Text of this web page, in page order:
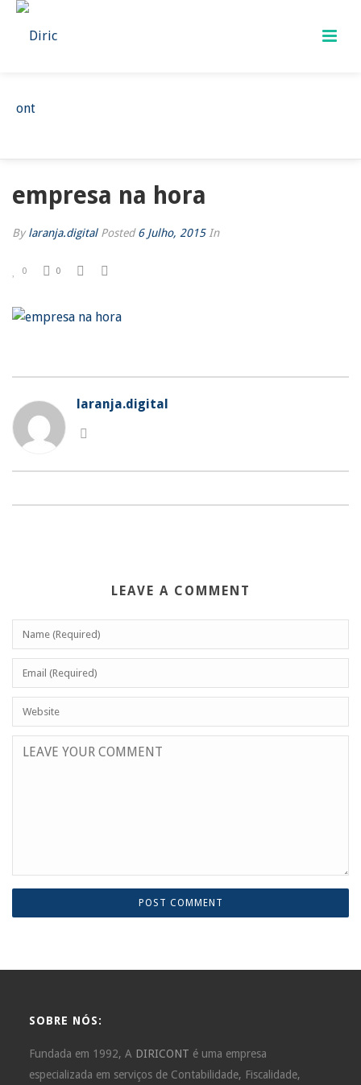
EMPRESA NA HORA
empresa na hora
Bylaranja.digital Posted6 Julho, 2015 In
0 0
laranja.digital
LEAVE A COMMENT
SOBRE NÓS:
Fundada em 1992, A DIRICONT é uma empresa
especializada em serviços de Contabilidade, Fiscalidade,